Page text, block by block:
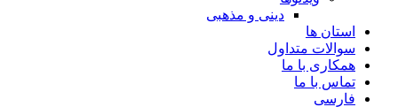
دینی و مذهبی
استان ها
سوالات متداول
همکاری با ما
تماس با ما
فارسی